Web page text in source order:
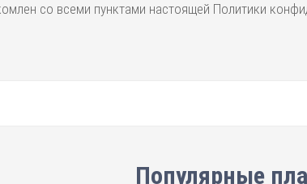
со всеми пунктами настоящей Политики
Популярные